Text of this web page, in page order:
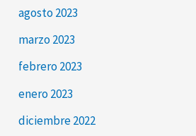
agosto 2023
marzo 2023
febrero 2023
enero 2023
diciembre 2022